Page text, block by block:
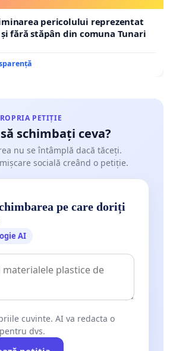
pericolului reprezentat
fără stăpân din comuna Tunari
PETIȚIE
schimbați ceva?
nu se întâmplă dacă tăceți.
socială creând o petiție.
pe care doriți
AI
cuvinte. AI va redacta o
dvs.